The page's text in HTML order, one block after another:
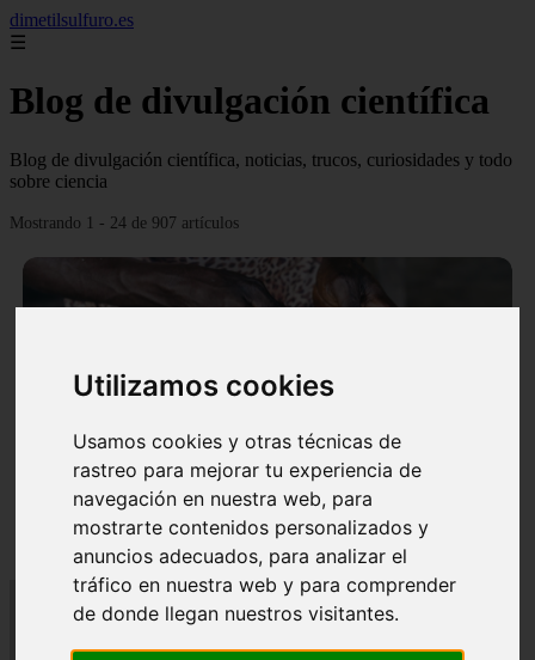
Utilizamos cookies
Usamos cookies y otras técnicas de
rastreo para mejorar tu experiencia de
navegación en nuestra web, para
mostrarte contenidos personalizados y
anuncios adecuados, para analizar el
tráfico en nuestra web y para comprender
de donde llegan nuestros visitantes.
dimetilsulfuro.es
☰
Blog de divulgación científica
Blog de divulgación científica, noticias, trucos, curiosidades y todo
sobre ciencia
Mostrando 1 - 24 de 907 artículos
En África harán lo que parecía imposible: Utilizarán
moléculas de agua para cocinar sus alimentos